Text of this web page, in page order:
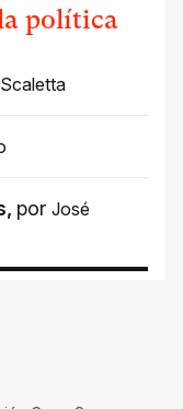
política
, por José